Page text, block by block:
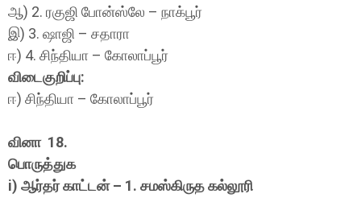
ஆ) 2. ரகுஜி போன்ஸ்லே – நாக்பூர்
இ) 3. ஷாஜி – சதாரா
ஈ) 4. சிந்தியா – கோலாப்பூர்
விடைகுறிப்பு:
ஈ) சிந்தியா – கோலாப்பூர்
வினா 18.
பொருத்துக
i) ஆர்தர் காட்டன் – 1. சமஸ்கிருத கல்லூரி